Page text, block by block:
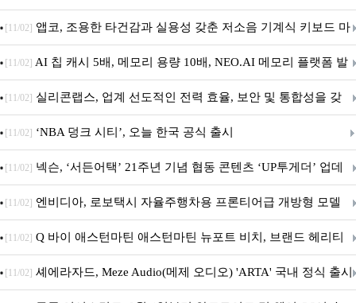
특집(1-4편)
[11/02] 앱코, 조용한 타건감과 실용성 갖춘 저소음 기계식 키보드 마
우스 세트 'KM580' 출시
[11/02] AI 칩 캐시 5배, 메모리 용량 10배, NEO.AI 메모리 플랫폼 발
표
[11/02] 실리콘랩스, 업계 선도적인 전력 효율, 보안 및 통합성을 갖
춘 초저전력 블루투스 LE SoC ‘BG2B’ 공개
[11/02] ‘NBA 덩크 시티’, 오늘 한국 공식 출시
[11/02] 넥슨, ‘서든어택’ 21주년 기념 협동 콘텐츠 ‘UP투게더’ 업데
이트
[11/02] 엔비디아, 로보택시 자율주행차용 프론티어급 개방형 모델
‘알파마요 2 슈퍼’ 상업적 이용 가능
[11/02] Q 바이 애스턴마틴 애스턴마틴 뉴포트 비치, 브랜드 헤리티
지 담은 ‘헤리티지 에디션 컬렉션’ 공개
[11/02] 셰에라자드, Meze Audio(메제 오디오) 'ARTA' 국내 정식 출시